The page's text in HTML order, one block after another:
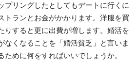
プリングしたとしてもデートに行くに
トランとお金がかかります。洋服を買
りすると更に出費が増します。婚活を
なくなることを「婚活貧乏」と言いま
ために何をすればいいでしょうか。